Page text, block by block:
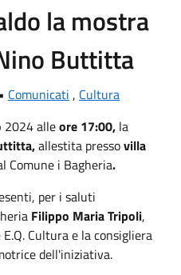
la mostra
Buttitta
Comunicati , Cultura
2024 alleore 17:00, la
allestita pressovilla
Comune i Bagheria.
per i saluti
Filippo Maria Tripoli,
Cultura e la consigliera
dell'iniziativa.